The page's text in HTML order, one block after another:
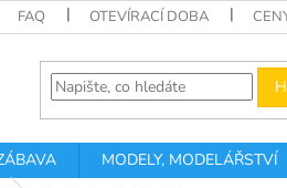
FAQ OTEVÍRACÍ DOBA
MODELY, MODELÁŘSTVÍ